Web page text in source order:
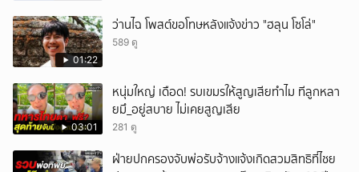
01:22
ว่านไฉ โพสต์ขอโทษหลังแจ้งข่าว "ฮลุน โซโล่"
589 ดู
03:01
หนุ่มใหญ่ เดือด! รบเขมรให้สูญเสียทำไม ทีลูกหลา
ยมึ_อยู่สบาย ไม่เคยสูญเสีย
281 ดู
ฝ่ายปกครองจับพ่อรับจ้างแจ้งเกิดสวมสิทธิที่ไชย